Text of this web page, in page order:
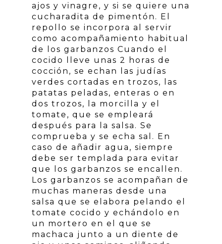
ajos y vinagre, y si se quiere una
cucharadita de pimentón. El
repollo se incorpora al servir
como acompañamiento habitual
de los garbanzos Cuando el
cocido lleve unas 2 horas de
cocción, se echan las judías
verdes cortadas en trozos, las
patatas peladas, enteras o en
dos trozos, la morcilla y el
tomate, que se empleará
después para la salsa. Se
comprueba y se echa sal. En
caso de añadir agua, siempre
debe ser templada para evitar
que los garbanzos se encallen.
Los garbanzos se acompañan de
muchas maneras desde una
salsa que se elabora pelando el
tomate cocido y echándolo en
un mortero en el que se
machaca junto a un diente de